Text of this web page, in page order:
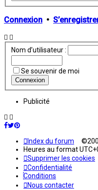
Connexion •
Nom d’utilisateur :
Se souvenir de moi
Publicité
Index du forum
Heures au format
Supprimer les cookies
Confidentialité
Conditions
Nous contacter